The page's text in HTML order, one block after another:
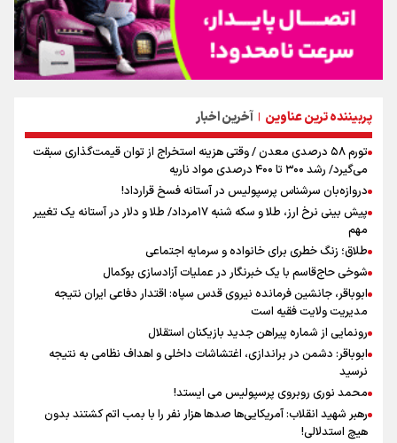
پربیننده ترین عناوین | آخرین اخبار
تورم ۵۸ درصدی معدن / وقتی هزینه استخراج از توان قیمت‌گذاری سبقت
می‌گیرد/ رشد ۳۰۰ تا ۴۰۰ درصدی مواد ناریه
دروازه‌بان سرشناس پرسپولیس در آستانه فسخ قرارداد!
پیش بینی نرخ ارز، طلا و سکه شنبه ۱۷مرداد/ طلا و دلار در آستانه یک تغییر
مهم
طلاق؛ زنگ خطری برای خانواده و سرمایه اجتماعی
شوخی حاج‌قاسم با یک خبرنگار در عملیات آزادسازی بوکمال
ابوباقر، جانشین فرمانده نیروی قدس سپاه: اقتدار دفاعی ایران نتیجه
مدیریت ولایت فقیه است
رونمایی از شماره پیراهن جدید بازیکنان استقلال
ابوباقر: دشمن در براندازی، اغتشاشات داخلی و اهداف نظامی به نتیجه
نرسید
محمد نوری روبروی پرسپولیس می ایستد!
رهبر شهید انقلاب: آمریکایی‌ها صدها هزار نفر را با بمب اتم کشتند بدون
هیچ استدلالی!